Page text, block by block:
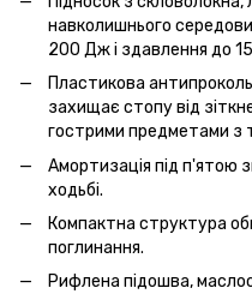
навколишнього
200 Дж і здавлення до
Пластикова
захищає стопу від
гострими предметами з
Амортизація під п'ятою
ходьбі.
Компактна структура
поглинання.
Рифлена підошва,